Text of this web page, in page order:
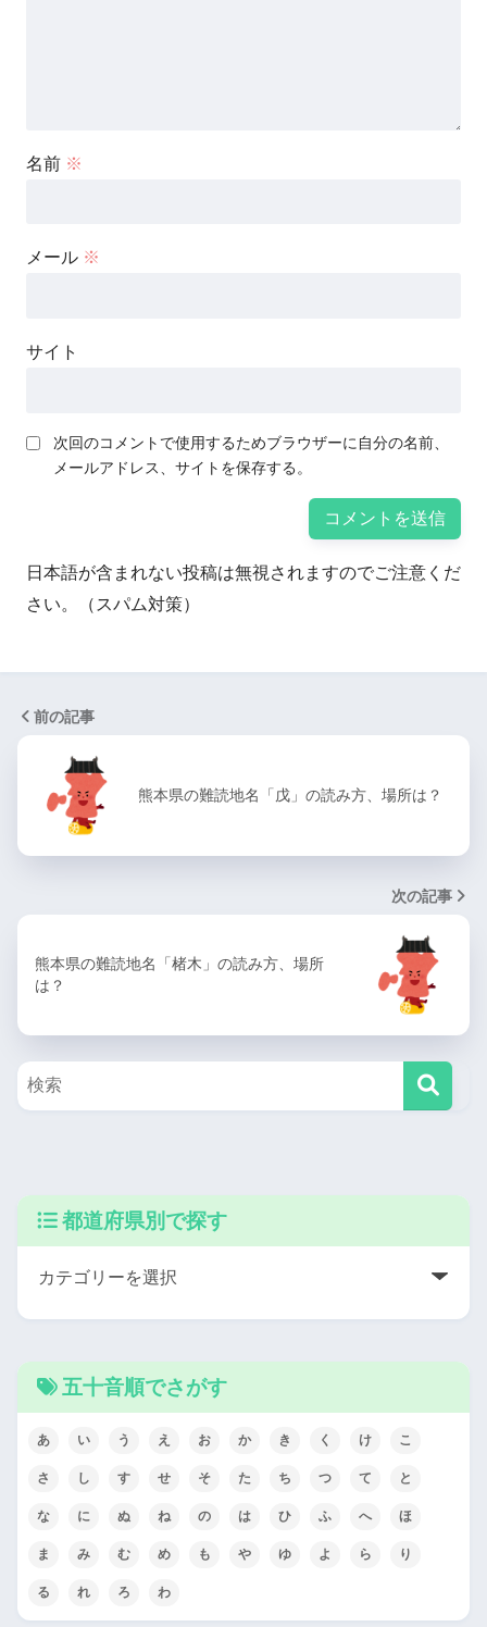
名前 ※
メール ※
サイト
次回のコメントで使用するためブラウザーに自分の名前、
メールアドレス、サイトを保存する。
日本語が含まれない投稿は無視されますのでご注意くだ
さい。（スパム対策）
前の記事
熊本県の難読地名「戊」の読み方、場所は？
次の記事
熊本県の難読地名「楮木」の読み方、場所
は？
都道府県別で探す
五十音順でさがす
あ い う え お か き く け こ
さ し す せ そ た ち つ て と
な に ぬ ね の は ひ ふ へ ほ
ま み む め も や ゆ よ ら り
る れ ろ わ